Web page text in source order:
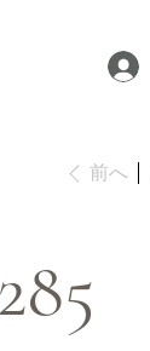
前へ